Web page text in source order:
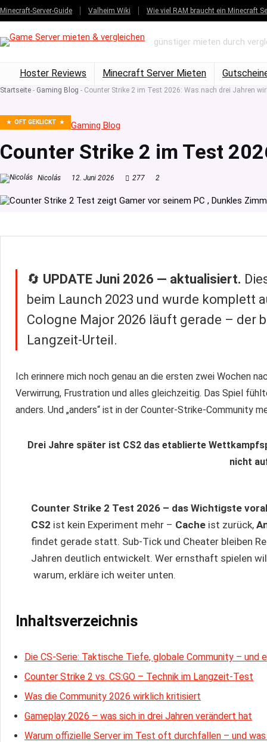
Minecraft-Server-Guide Valheim Wiki Wie viel RAM braucht ein Minecraft
günstiger mieten durch
Hoster Reviews Minecraft Server Mieten
Startseite - Gaming Blog - Counter Strike 2 im Test 2026: Was nach drei Jahren
OFT GEKLICKT Gaming Blog
Counter Strike 2 im Test
Nicolás 12. Juni 2026 277 2
🔄 UPDATE Juni 2026 — aktualisiert.
beim Launch 2023 und wurde komplett
Cologne Major 2026 läuft gerade – der
Langzeit-Urteil.
Ich erinnere mich noch genau an die ersten zwei Wochen
Verwirrung, Frustration und alles gleichzeitig. Das Spiel
anders. Und „anders“ ist in der Counter-Strike-Community
Drei Jahre später ist CS2 das etablierte
nicht
Counter Strike 2 Test 2026 – das Wichtigste
CS2 ist kein Experiment mehr – Cache ist zurück,
findet gerade statt. Sub-Tick und Cheater bleiben
Jahren deutlich entwickelt. Wer ernsthaft spielen
warum, erkläre ich weiter unten.
Inhaltsverzeichnis
Die CS-Serie: Taktische Tiefe, globale Community – und
Counter Strike 2 vs. CS:GO – Technik im Langzeit-Test
Was die Community 2026 wirklich kritisiert
Gameplay 2026 – was sich in drei Jahren verändert hat
Warum offizielle Server im Test oft durchfallen – und